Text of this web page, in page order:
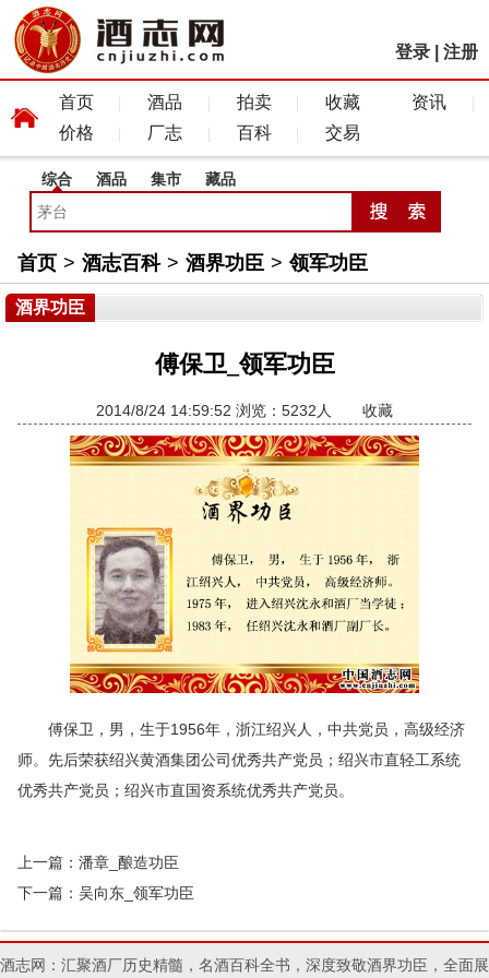
登录 注册
首页 酒品 拍卖 收藏
资讯
价格
厂志 百科 交易
综合 酒品 集市 藏品
首页 > 酒志百科 > 酒界功臣 > 领军功臣
酒界功臣
傅保卫_领军功臣
2014/8/24 14:59:52 浏览：5232人 收藏
傅保卫，男，生于1956年，浙江绍兴人，中共党员，高级经济
师。先后荣获绍兴黄酒集团公司优秀共产党员；绍兴市直轻工系统
优秀共产党员；绍兴市直国资系统优秀共产党员。
上一篇： 潘章_酿造功臣
下一篇： 吴向东_领军功臣
酒志网：汇聚酒厂历史精髓，名酒百科全书，深度致敬酒界功臣，全面展